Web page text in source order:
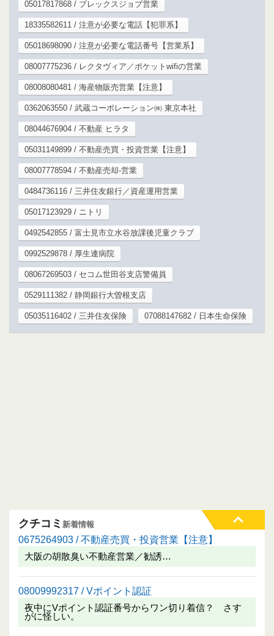
05017817868 / プレックスジョブ営業
18335582611 / 注意が必要な電話【犯罪系】
05018698090 / 注意が必要な電話番号【営業系】
08007775236 / レクタヴィア／ポケットwifiの営業
08008080481 / 海産物販売営業【注意】
0362063550 / 武蔵コーポレーション㈱ 東京本社
08044676904 / 不動産 ヒラタ
05031149899 / 不動産売買・投資営業【注意】
08007778594 / 不動産売却-営業
0484736116 / 三井住友銀行／資産運用営業
05017123929 / ニトリ
0492542855 / 富士見市立水谷放課後児童クラブ
0992529878 / 厚生連病院
08067269503 / セコム世田谷支店警備員
0529111382 / 静岡銀行大曽根支店
05035116402 / 三井住友保険 07088147682 / 日本生命保険
クチコミ 新着情報
0675264903 / 不動産売買・投資営業【注意】
大阪の胡散臭い不動産営業／勧誘…
08009992317 / Vポイント認証
夜中にVポイント認証番号からワン切り着信？ さす
がに怪しい。